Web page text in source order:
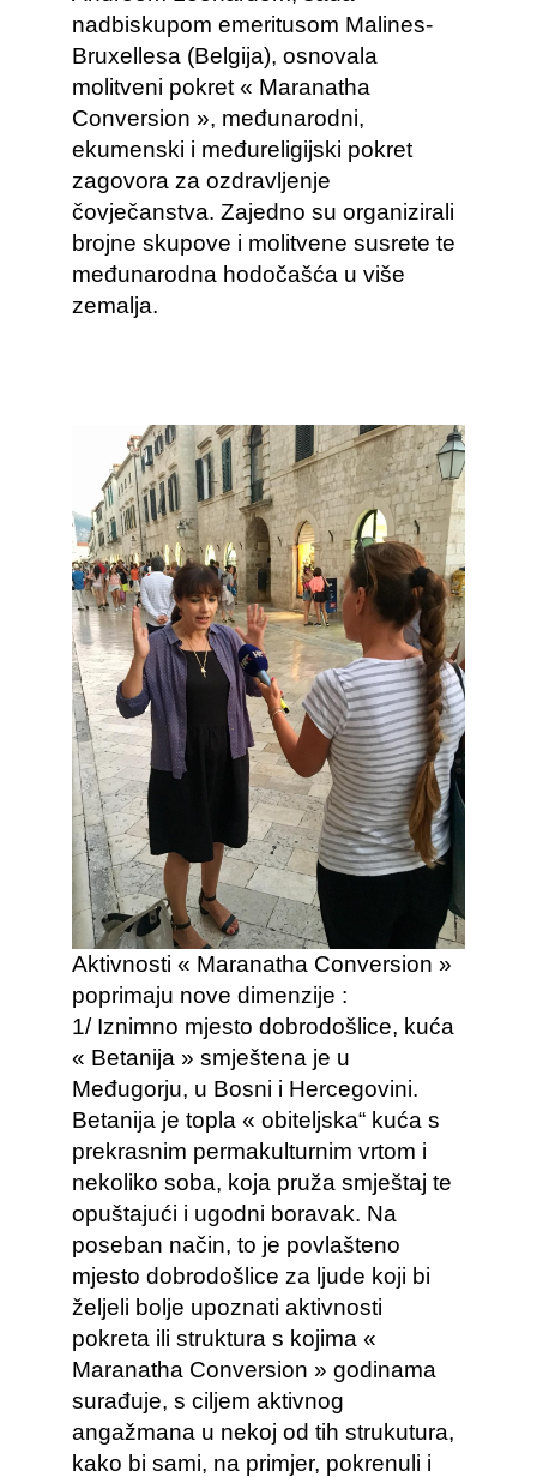
nadbiskupom emeritusom Malines-
Bruxellesa (Belgija), osnovala
molitveni pokret « Maranatha
Conversion », međunarodni,
ekumenski i međureligijski pokret
zagovora za ozdravljenje
čovječanstva. Zajedno su organizirali
brojne skupove i molitvene susrete te
međunarodna hodočašća u više
zemalja.
Aktivnosti « Maranatha Conversion »
poprimaju nove dimenzije :
1/ Iznimno mjesto dobrodošlice, kuća
« Betanija » smještena je u
Međugorju, u Bosni i Hercegovini.
Betanija je topla « obiteljska“ kuća s
prekrasnim permakulturnim vrtom i
nekoliko soba, koja pruža smještaj te
opuštajući i ugodni boravak. Na
poseban način, to je povlašteno
mjesto dobrodošlice za ljude koji bi
željeli bolje upoznati aktivnosti
pokreta ili struktura s kojima «
Maranatha Conversion » godinama
surađuje, s ciljem aktivnog
angažmana u nekoj od tih strukutura,
kako bi sami, na primjer, pokrenuli i